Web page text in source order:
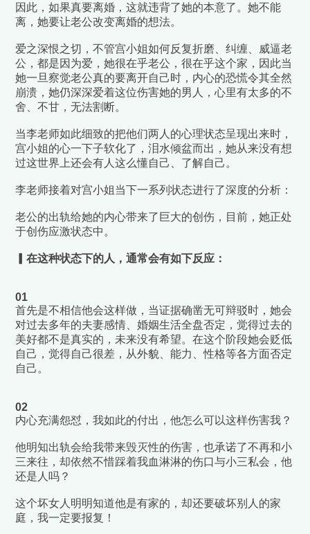
因此，如果真要离婚，这就违背了她的本意了。她不能
离，她要让老公改变离婚的想法。
爱之深恨之切，不管宫小姐如何反复折磨、纠缠、威逼老
公，都是因为爱，她很在乎老公，很在乎这个家，因此当
她一旦察觉老公真的要离开自己时，内心的恐慌令其全然
崩溃，她仍深深爱着这位伤害她的男人，心里有太多的不
舍、不甘，无法割断。
当李老师如此细致的把他们两人的心理状态呈现出来时，
宫小姐的心一下子软化了，泪水倾盆而出，她从来没有想
过这世界上还会有人这么懂自己、了解自己。
李老师接着对宫小姐当下一系列状态进行了深度的分析：
老公的出轨给她的内心带来了巨大的创伤，目前，她正处
于创伤应激状态中。
▎在这种状态下的人，通常会有如下反应：
01
首先是不相信他会这样做，当证据确凿无可辩驳时，她会
对过去多年的夫妻感情、婚姻生活全盘否定，觉得过去的
美好都不是真实的，未来没有希望。在这个阶段她会贬低
自己，觉得自己很差，从外貌、能力、性格等各方面否定
自己。
02
内心充满怨怼，我如此的付出，他怎么可以这样伤害我？
他明知出轨会给我带来毁灭性的伤害，也承诺了不再和小
三来往，却依然不惜踩着我血淋淋的伤口与小三私会，他
还是人吗？
这个坏女人明明知道他是有家的，却还要破坏别人的家
庭，我一定要报复！